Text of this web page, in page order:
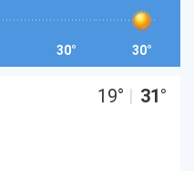
30° 30°
19° | 31°